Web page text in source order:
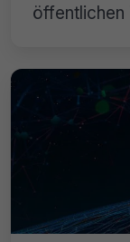
öffentlichen